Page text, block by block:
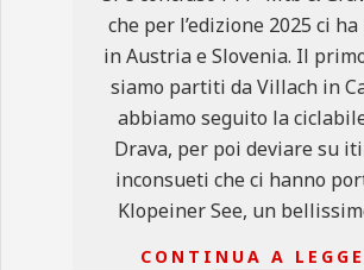
che per l’edizione 2025 ci
in Austria e Slovenia. Il
siamo partiti da Villach in
abbiamo seguito la
Drava, per poi deviare su
inconsueti che ci hanno
Klopeiner See, un
CONTINUA A